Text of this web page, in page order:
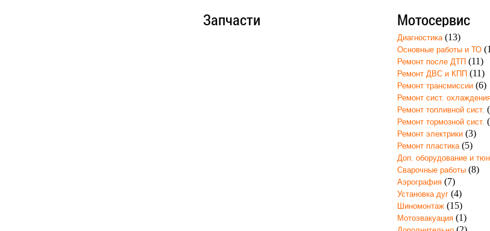
Запчасти Мотосервис
Диагностика (13)
Основные работы и ТО
Ремонт после ДТП (11)
Ремонт ДВС и КПП (11)
Ремонт трансмиссии (6)
Ремонт сист.
Ремонт топливной сист.
Ремонт тормозной сист.
Ремонт электрики (3)
Ремонт пластика (5)
Доп. оборудование и
Сварочные работы (8)
Аэрография (7)
Установка дуг (4)
Шиномонтаж (15)
Мотоэвакуация (1)